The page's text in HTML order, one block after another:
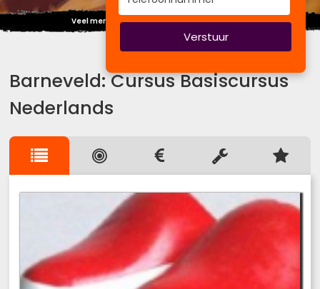
Veel mensen kiezen de weg van vooroordelen.
Barneveld: Cursus Basiscursus
Nederlands
Verstuur